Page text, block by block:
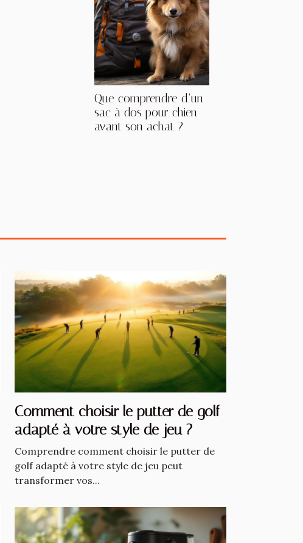
Que comprendre d’un
sac à dos pour chien
avant son achat ?
Comment choisir le putter de golf
adapté à votre style de jeu ?
Comprendre comment choisir le putter de
golf adapté à votre style de jeu peut
transformer vos...